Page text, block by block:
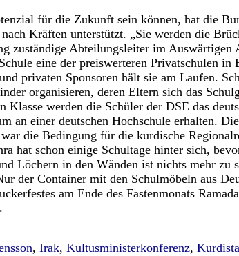
für die Zukunft sein können, hat die
Kräften unterstützt. „Sie werden die
zuständige Abteilungsleiter im
eine der preiswerteren Privatschulen
privaten Sponsoren hält sie am Laufen.
organisieren, deren Eltern sich das
Klasse werden die Schüler der DSE das
an einer deutschen Hochschule erhalten.
die Bedingung für die kurdische
hat schon einige Schultage hinter sich,
Löchern in den Wänden ist nichts mehr zu
der Container mit den Schulmöbeln aus
am Ende des Fastenmonats
, Irak, Kultusministerkonferenz,